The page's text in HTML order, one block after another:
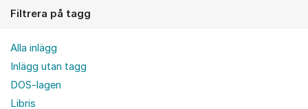
Filtrera på tagg
Alla inlägg
Inlägg utan tagg
DOS-lagen
Libris